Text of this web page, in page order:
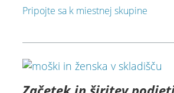
Pripojte sa k miestnej skupine